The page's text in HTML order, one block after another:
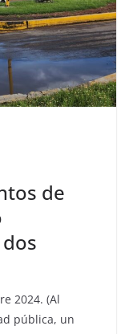
de
2024. (Al
pública, un